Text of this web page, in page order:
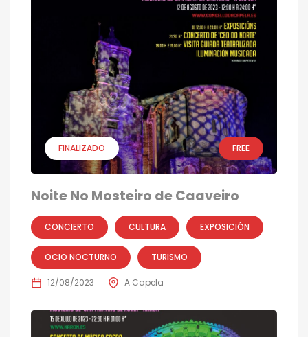
FINALIZADO FREE
Noite No Mosteiro de Caaveiro
CONCIERTO CULTURA EXPOSICIÓN
OCIO NOCTURNO TURISMO
12/08/2023 A Capela